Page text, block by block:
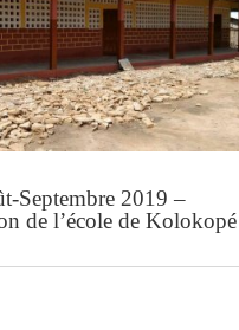
Septembre 2019 –
de l’école de Kolokopé